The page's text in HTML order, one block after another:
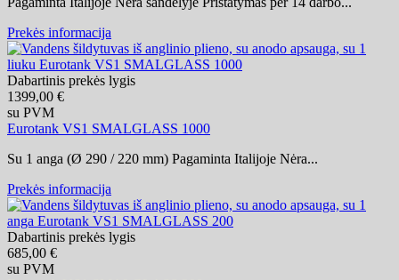
Prekės informacija
Dabartinis prekės lygis
1399,00 €
su PVM
Eurotank VS1 SMALGLASS 1000
Su 1 anga (Ø 290 / 220 mm) Pagaminta Italijoje Nėra...
Prekės informacija
Dabartinis prekės lygis
685,00 €
su PVM